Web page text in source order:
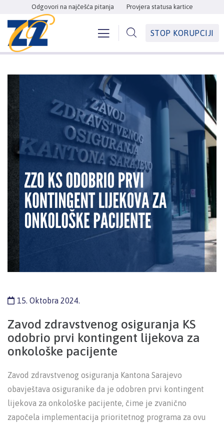
Odgovori na najčešća pitanja Provjera statusa kartice
STOP KORUPCIJI
15. Oktobra 2024.
Zavod zdravstvenog osiguranja KS
odobrio prvi kontingent lijekova za
onkološke pacijente
Zavod zdravstvenog osiguranja Kantona Sarajevo
obavještava osiguranike da je odobren prvi kontingent
lijekova za onkološke pacijente, čime je zvanično
započela implementacija prioritetnog programa za ovu